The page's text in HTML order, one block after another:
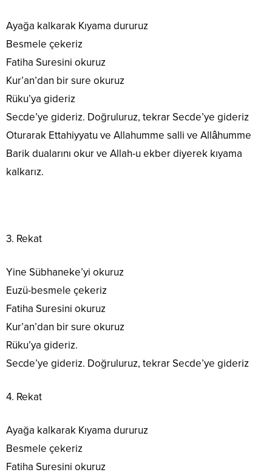
Ayağa kalkarak Kıyama dururuz
Besmele çekeriz
Fatiha Suresini okuruz
Kur’an’dan bir sure okuruz
Rüku’ya gideriz
Secde’ye gideriz. Doğruluruz, tekrar Secde’ye gideriz
Oturarak Ettahiyyatu ve Allahumme salli ve Allâhumme
Barik dualarını okur ve Allah-u ekber diyerek kıyama
kalkarız.
3. Rekat
Yine Sübhaneke’yi okuruz
Euzü-besmele çekeriz
Fatiha Suresini okuruz
Kur’an’dan bir sure okuruz
Rüku’ya gideriz.
Secde’ye gideriz. Doğruluruz, tekrar Secde’ye gideriz
4. Rekat
Ayağa kalkarak Kıyama dururuz
Besmele çekeriz
Fatiha Suresini okuruz